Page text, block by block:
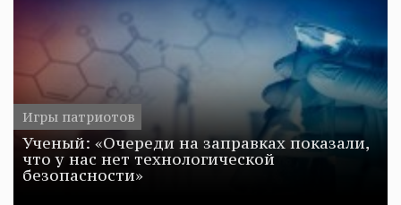
Игры патриотов
Ученый: «Очереди на заправках показали,
что у нас нет технологической
безопасности»